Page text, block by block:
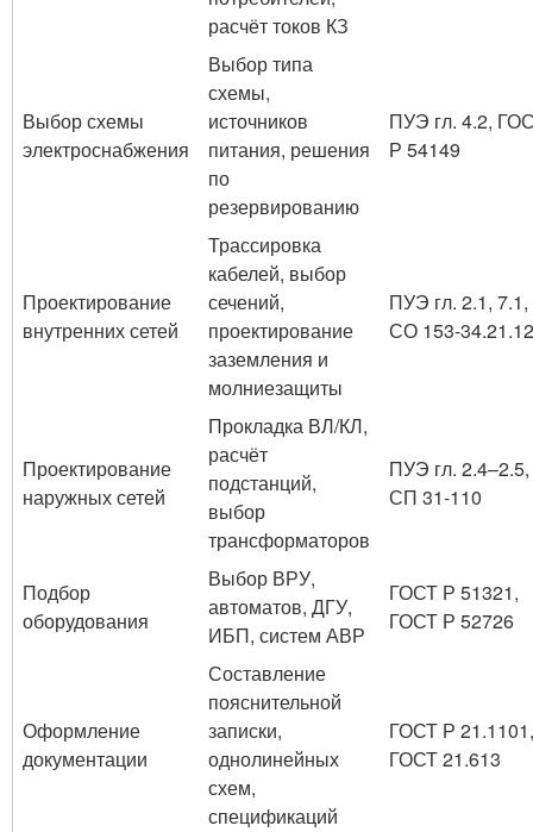
расчёт токов КЗ
Выбор схемы
электроснабжения
Выбор типа
схемы,
источников
питания, решения
по
резервированию
ПУЭ гл. 4.2,
Р 54149
Проектирование
внутренних сетей
Трассировка
кабелей, выбор
сечений,
проектирование
заземления и
молниезащиты
ПУЭ гл. 2.1, 7.1,
СО 153-
Проектирование
наружных сетей
Прокладка ВЛ/КЛ,
расчёт
подстанций,
выбор
трансформаторов
ПУЭ гл. 2.4–2.5,
СП 31-110
Подбор
оборудования
Выбор ВРУ,
автоматов, ДГУ,
ИБП, систем АВР
ГОСТ Р 51321,
ГОСТ Р 52726
Оформление
документации
Составление
пояснительной
записки,
однолинейных
схем,
спецификаций
ГОСТ Р 21.1101,
ГОСТ 21.613